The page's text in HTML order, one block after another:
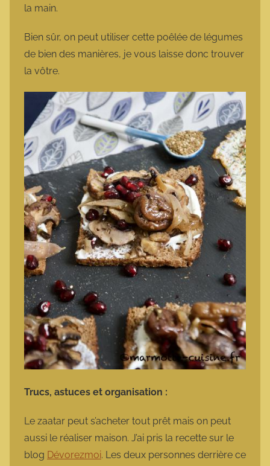
la main.
Bien sûr, on peut utiliser cette poêlée de légumes
de bien des manières, je vous laisse donc trouver
la vôtre.
Trucs, astuces et organisation :
Le zaatar peut s’acheter tout prêt mais on peut
aussi le réaliser maison. J’ai pris la recette sur le
blog Dévorezmoi. Les deux personnes derrière ce